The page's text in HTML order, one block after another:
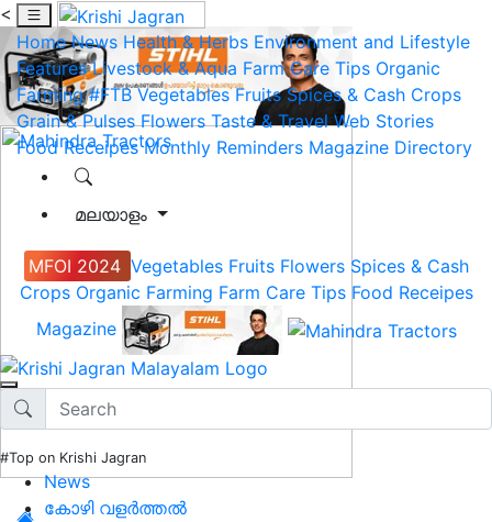
<
Home News Health & Herbs Environment and Lifestyle
Features Livestock & Aqua Farm Care Tips Organic
Farming #FTB Vegetables Fruits Spices & Cash Crops
Grain & Pulses Flowers Taste & Travel Web Stories
Food Receipes Monthly Reminders Magazine Directory
മലയാളം
MFOI 2024 Vegetables Fruits Flowers Spices & Cash
Crops Organic Farming Farm Care Tips Food Receipes
Magazine
#Top on Krishi Jagran
News
കോഴി വളർത്തൽ